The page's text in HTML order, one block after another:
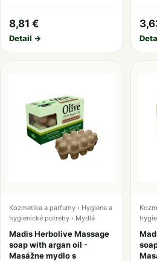
8,81 €
Detail →
Kozmetika a parfumy › Hygiena a
hygienické potreby › Mydlá
Madis Herbolive Massage
soap with argan oil -
Masážne mydlo s